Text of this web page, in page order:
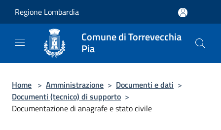
Regione Lombardia
Comune di Torrevecchia
Pia
Home > Amministrazione > Documenti e dati >
Documenti (tecnico) di supporto >
Documentazione di anagrafe e stato civile